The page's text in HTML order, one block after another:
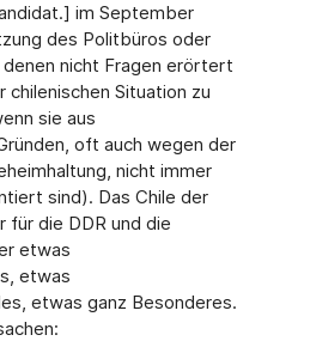
im September
des Politbüros oder
nicht Fragen erörtert
chilenischen Situation zu
sie aus
oft auch wegen der
nicht immer
sind). Das Chile der
für die DDR und die
etwas
etwas
etwas ganz Besonderes.